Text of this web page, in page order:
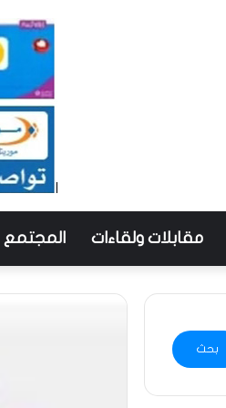
مقابلات ولقاءات المجتمع